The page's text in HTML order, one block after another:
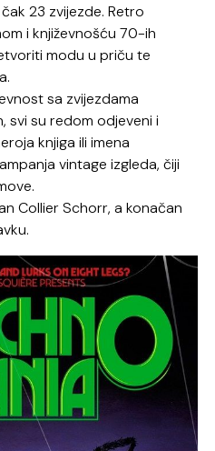
23 zvijezde. Retro
i književnošću 70-ih
modu u priču te
sa zvijezdama
svi su redom odjeveni i
knjiga ili imena
vintage izgleda, čiji
Collier Schorr, a konačan